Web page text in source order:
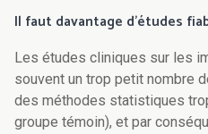
Il faut davantage d’études
Les études cliniques sur les
souvent un trop petit nombre
des méthodes statistiques
groupe témoin), et par